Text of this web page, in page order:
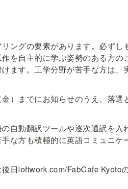
ングの要素があります。必ずし
を自主的に学ぶ姿勢のある方の
ます。工学分野が苦手な方は、
）までにお知らせのうえ、落選
自動翻訳ツールや逐次通訳を入
な方も積極的に英語コミュニケ
日loftwork.com/FabCafe Kyoto